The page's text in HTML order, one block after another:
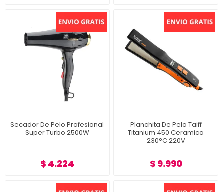
Secador De Pelo Profesional
Super Turbo 2500W
$ 4.224
Planchita De Pelo Taiff
Titanium 450 Ceramica
230°C 220V
$ 9.990